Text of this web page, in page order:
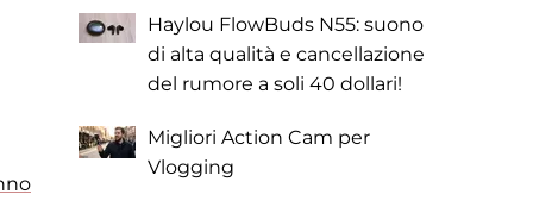
Haylou FlowBuds N55: suono
di alta qualità e cancellazione
del rumore a soli 40 dollari!
Migliori Action Cam per
Vlogging